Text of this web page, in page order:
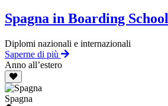
Spagna in Boarding School
Diplomi nazionali e internazionali
Saperne di più
Anno all’estero
Spagna